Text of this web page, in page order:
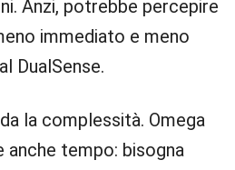
Anzi, potrebbe percepire
immediato e meno
DualSense.
la complessità. Omega
anche tempo: bisogna